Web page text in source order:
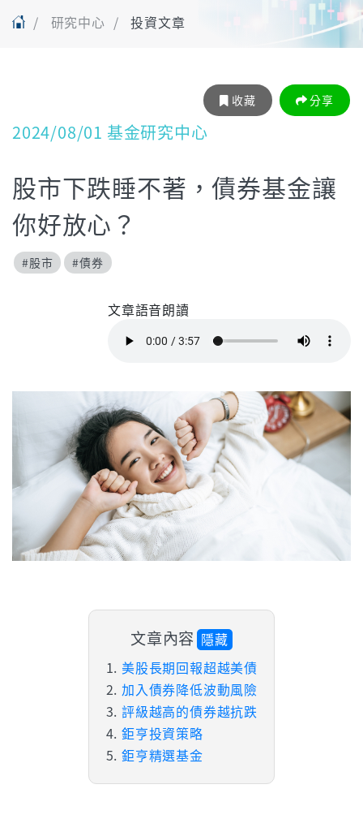
研究中心 投資文章
收藏 分享
2024/08/01 基金研究中心
股市下跌睡不著，債券基金讓
你好放心？
#股市 #債券
文章語音朗讀
文章內容 隱藏
美股長期回報超越美債
加入債券降低波動風險
評級越高的債券越抗跌
鉅亨投資策略
鉅亨精選基金